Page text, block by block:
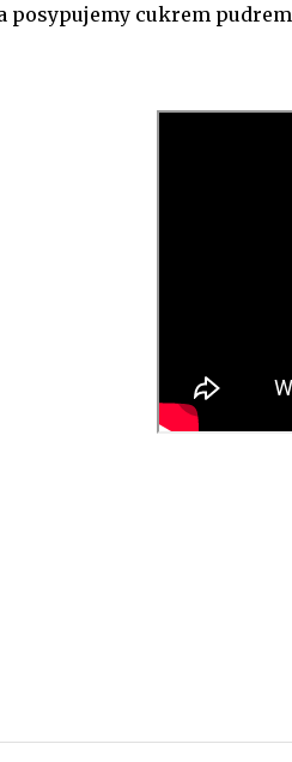
posypujemy cukrem pudrem